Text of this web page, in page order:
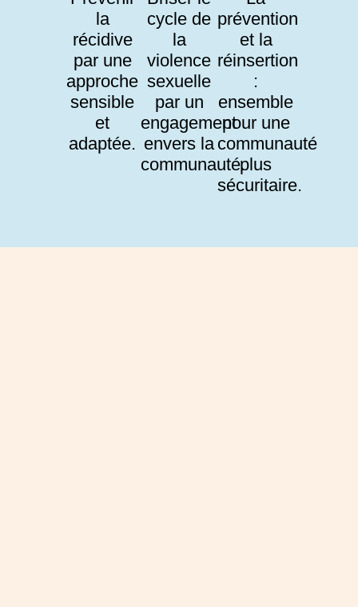
la
récidive
par une
approche
sensible
et
adaptée.
cycle de
la
violence
sexuelle
par un
engagement
envers la
communauté.
prévention
et la
réinsertion
:
ensemble
pour une
communauté
plus
sécuritaire.